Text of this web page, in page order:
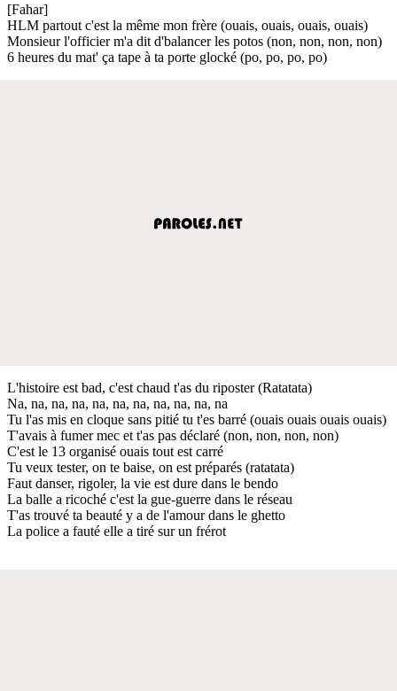
[Fahar]
HLM partout c'est la même mon frère (ouais, ouais, ouais, ouais)
Monsieur l'officier m'a dit d'balancer les potos (non, non, non, non)
6 heures du mat' ça tape à ta porte glocké (po, po, po, po)
L'histoire est bad, c'est chaud t'as du riposter (Ratatata)
Na, na, na, na, na, na, na, na, na, na, na
Tu l'as mis en cloque sans pitié tu t'es barré (ouais ouais ouais ouais)
T'avais à fumer mec et t'as pas déclaré (non, non, non, non)
C'est le 13 organisé ouais tout est carré
Tu veux tester, on te baise, on est préparés (ratatata)
Faut danser, rigoler, la vie est dure dans le bendo
La balle a ricoché c'est la gue-guerre dans le réseau
T'as trouvé ta beauté y a de l'amour dans le ghetto
La police a fauté elle a tiré sur un frérot